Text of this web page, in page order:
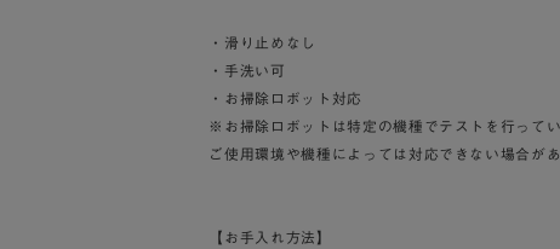
・滑り止めなし
・手洗い可
・お掃除ロボット対応
※お掃除ロボットは特定の機種でテストを行ってい
ご使用環境や機種によっては対応できない場合が
【お手入れ方法】